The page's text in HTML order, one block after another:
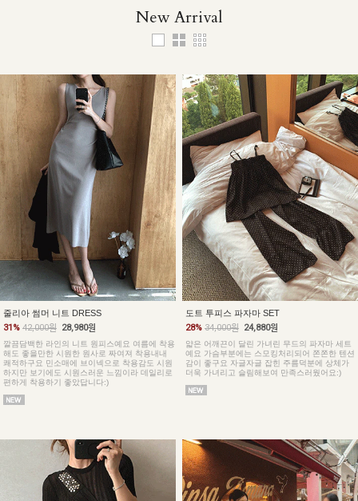
New Arrival
줄리아 썸머 니트 DRESS
31% 42,000원 28,980원
깔끔담백한 라인의 니트 원피스예요 여름에 착용
해도 좋을만한 시원한 원사로 짜여져 착용내내
쾌적하구요 민소매에 브이넥으로 착용감도 시원
하지만 보기에도 시원스러운 느낌이라 데일리로
편하게 착용하기 좋았답니다:)
도트 투피스 파자마 SET
28% 34,000원 24,880원
얇은 어깨끈이 달린 가녀린 무드의 파자마 세트
예요 가슴부분에는 스모킹처리되어 쫀쫀한 텐션
감이 좋구요 자글자글 잡힌 주름덕분에 상체가
더욱 가녀리고 슬림해보여 만족스러웠어요:)